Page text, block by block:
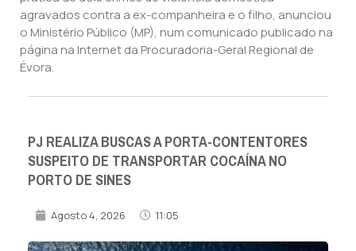
agravados contra a ex-companheira e o filho, anunciou
o Ministério Público (MP), num comunicado publicado na
página na Internet da Procuradoria-Geral Regional de
Évora.
PJ REALIZA BUSCAS A PORTA-CONTENTORES
SUSPEITO DE TRANSPORTAR COCAÍNA NO
PORTO DE SINES
Agosto 4, 2026 11:05